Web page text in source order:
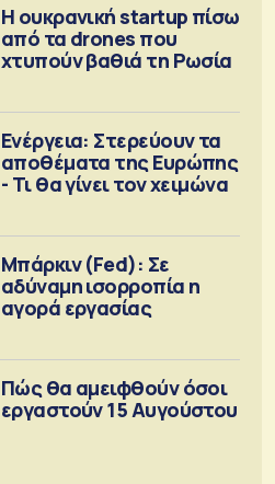
Η ουκρανική startup πίσω
από τα drones που
χτυπούν βαθιά τη Ρωσία
Ενέργεια: Στερεύουν τα
αποθέματα της Ευρώπης
- Τι θα γίνει τον χειμώνα
Μπάρκιν (Fed): Σε
αδύναμη ισορροπία η
αγορά εργασίας
Πώς θα αμειφθούν όσοι
εργαστούν 15 Αυγούστου